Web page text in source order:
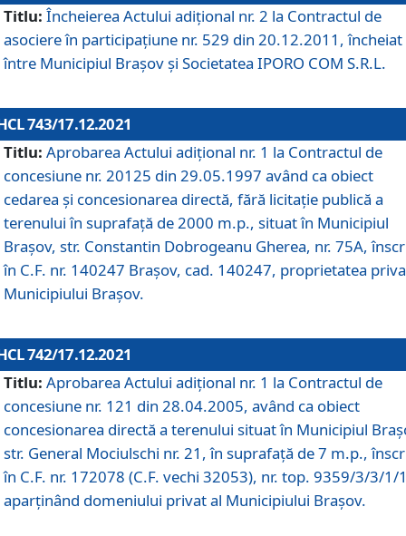
Titlu: Încheierea Actului adițional nr. 2 la Contractul de
asociere în participațiune nr. 529 din 20.12.2011, încheiat
între Municipiul Brașov și Societatea IPORO COM S.R.L.
743/17.12.2021
Titlu: Aprobarea Actului adiţional nr. 1 la Contractul de
concesiune nr. 20125 din 29.05.1997 având ca obiect
cedarea și concesionarea directă, fără licitație publică a
terenului în suprafață de 2000 m.p., situat în Municipiul
Brașov, str. Constantin Dobrogeanu Gherea, nr. 75A,
în C.F. nr. 140247 Brașov, cad. 140247, proprietatea
Municipiului Brașov.
742/17.12.2021
Titlu: Aprobarea Actului adiţional nr. 1 la Contractul de
concesiune nr. 121 din 28.04.2005, având ca obiect
concesionarea directă a terenului situat în Municipiul
str. General Mociulschi nr. 21, în suprafață de 7 m.p.,
în C.F. nr. 172078 (C.F. vechi 32053), nr. top. 9359/3/3/1/
aparținând domeniului privat al Municipiului Brașov.